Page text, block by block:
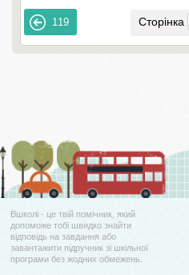
119 Сторінка
Вшколі - це твій помічник, який
допоможе тобі швидко знайти
відповідь на завдання або
завантажити підручник зі шкільної
програми без жодних обмежень.